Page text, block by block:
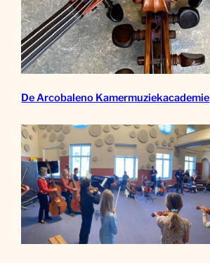
De Arcobaleno Kamermuziekacademie